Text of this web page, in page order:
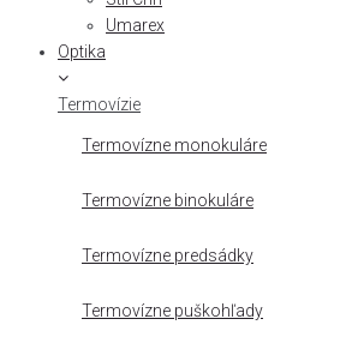
Umarex
Optika
Termovízie
Termovízne monokuláre
Termovízne binokuláre
Termovízne predsádky
Termovízne puškohľady